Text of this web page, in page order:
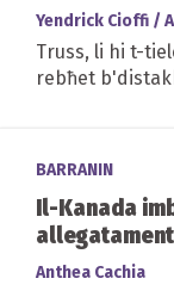
Yendrick Cioffi /
Truss, li hi t-
rebħet
BARRANIN
Il-Kanada
daqqiet ta'
Anthea Cachia